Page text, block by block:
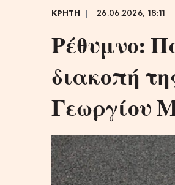
ΚΡΗΤΗ 26.06.2026, 18:11
Ρέθυμνο:
διακοπή
Γεωργίου